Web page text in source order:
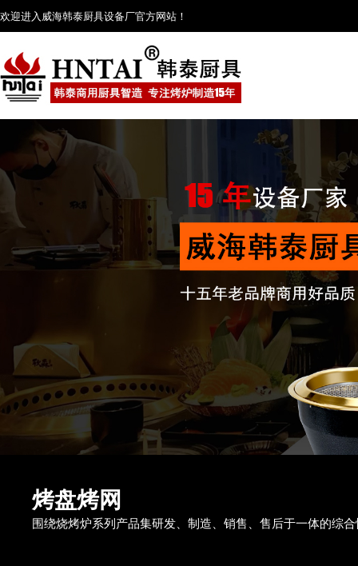
欢迎进入威海韩泰厨具设备厂官方网站！
烤盘烤网
围绕烧烤炉系列产品集研发、制造、销售、售后于一体的综